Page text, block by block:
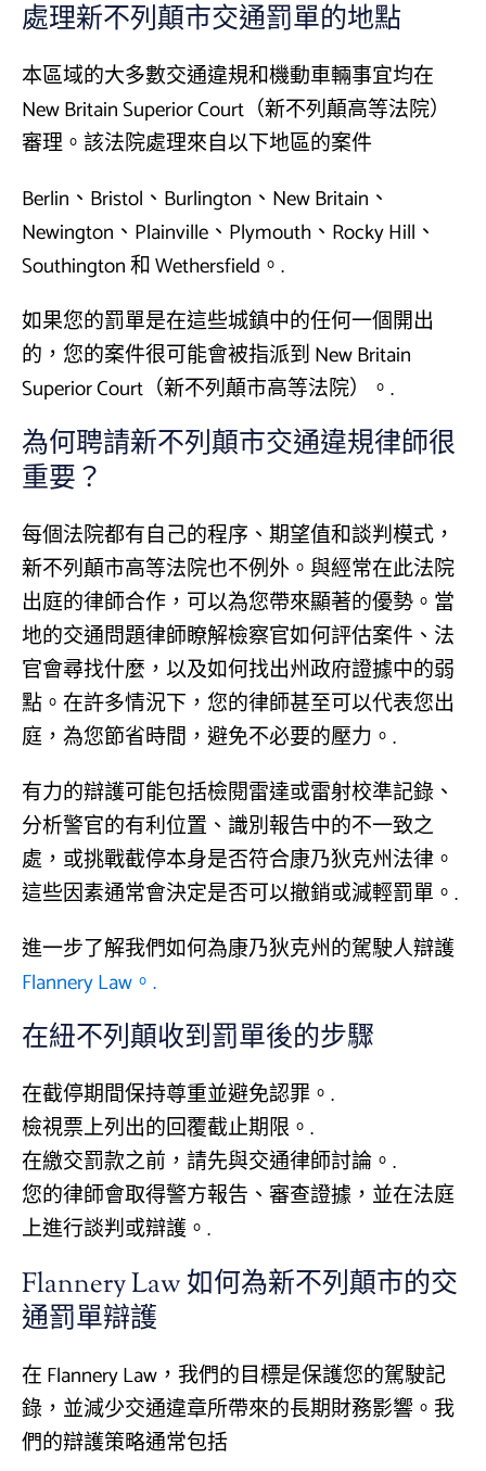
處理新不列顛市交通罰單的地點
本區域的大多數交通違規和機動車輛事宜均在
New Britain Superior Court（新不列顛高等法院）
審理。該法院處理來自以下地區的案件
Berlin、Bristol、Burlington、New Britain、
Newington、Plainville、Plymouth、Rocky Hill、
Southington 和 Wethersfield。.
如果您的罰單是在這些城鎮中的任何一個開出
的，您的案件很可能會被指派到 New Britain
Superior Court（新不列顛市高等法院）。.
為何聘請新不列顛市交通違規律師很
重要？
每個法院都有自己的程序、期望值和談判模式，
新不列顛市高等法院也不例外。與經常在此法院
出庭的律師合作，可以為您帶來顯著的優勢。當
地的交通問題律師瞭解檢察官如何評估案件、法
官會尋找什麼，以及如何找出州政府證據中的弱
點。在許多情況下，您的律師甚至可以代表您出
庭，為您節省時間，避免不必要的壓力。.
有力的辯護可能包括檢閱雷達或雷射校準記錄、
分析警官的有利位置、識別報告中的不一致之
處，或挑戰截停本身是否符合康乃狄克州法律。
這些因素通常會決定是否可以撤銷或減輕罰單。.
進一步了解我們如何為康乃狄克州的駕駛人辯護
Flannery Law。.
在紐不列顛收到罰單後的步驟
在截停期間保持尊重並避免認罪。.
檢視票上列出的回覆截止期限。.
在繳交罰款之前，請先與交通律師討論。.
您的律師會取得警方報告、審查證據，並在法庭
上進行談判或辯護。.
Flannery Law 如何為新不列顛市的交
通罰單辯護
在 Flannery Law，我們的目標是保護您的駕駛記
錄，並減少交通違章所帶來的長期財務影響。我
們的辯護策略通常包括